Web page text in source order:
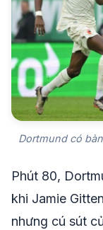
Dortmund có
Phút 80,
khi Jamie
nhưng cú sút